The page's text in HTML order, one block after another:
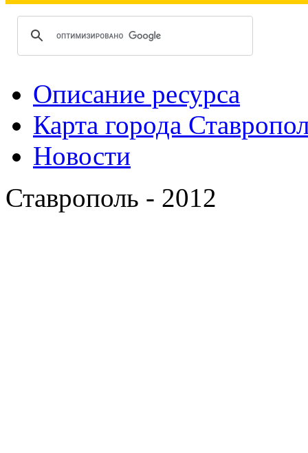
Описание ресурса
Карта города
Новости
Ставрополь - 2012